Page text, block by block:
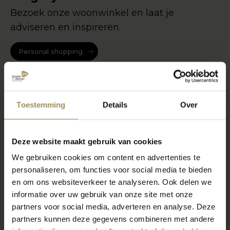
Toestemming Details Over
Deze website maakt gebruik van cookies
We gebruiken cookies om content en advertenties te
personaliseren, om functies voor social media te bieden
en om ons websiteverkeer te analyseren. Ook delen we
informatie over uw gebruik van onze site met onze
partners voor social media, adverteren en analyse. Deze
partners kunnen deze gegevens combineren met andere
Bezoek onze woonwinkel en laat je
adviseren en inspireren.
Personal shopping